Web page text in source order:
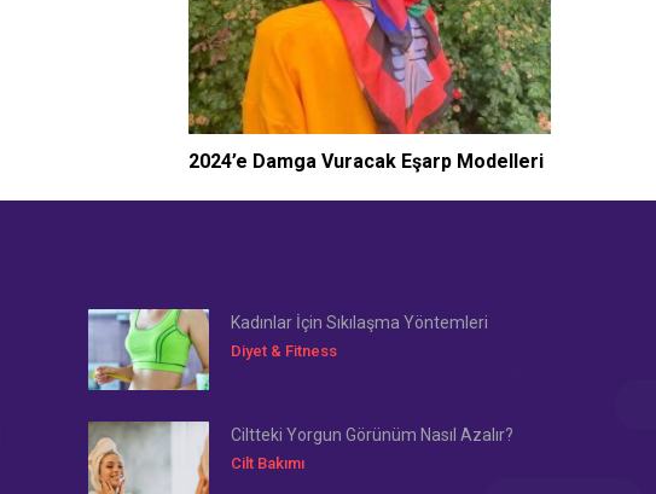
2024’e Damga Vuracak Eşarp Modelleri
Kadınlar İçin Sıkılaşma Yöntemleri
Diyet & Fitness
Ciltteki Yorgun Görünüm Nasıl Azalır?
Cilt Bakımı